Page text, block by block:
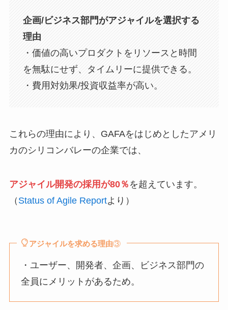
企画/ビジネス部門がアジャイルを選択する
理由
・価値の高いプロダクトをリソースと時間
を無駄にせず、タイムリーに提供できる。
・費用対効果/投資収益率が高い。
これらの理由により、GAFAをはじめとしたアメリ
カのシリコンバレーの企業では、
アジャイル開発の採用が80％ を超えています。
（ Status of Agile Reportより）
アジャイルを求める理由③
・ユーザー、開発者、企画、ビジネス部門の
全員にメリットがあるため。